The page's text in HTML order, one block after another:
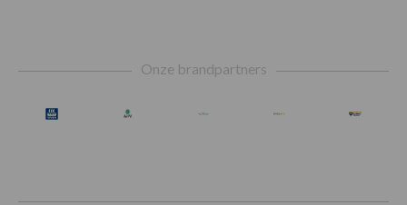
Onze brandpartners